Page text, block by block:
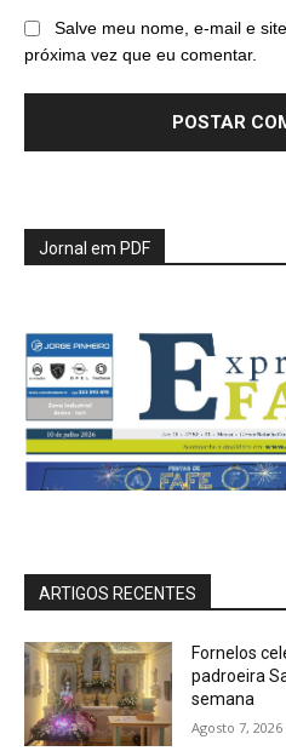
Salve meu nome, e-mail e
próxima vez que eu comentar.
Jornal em PDF
ARTIGOS RECENTES
Fornelos
padroeira
semana
Agosto 7, 2026